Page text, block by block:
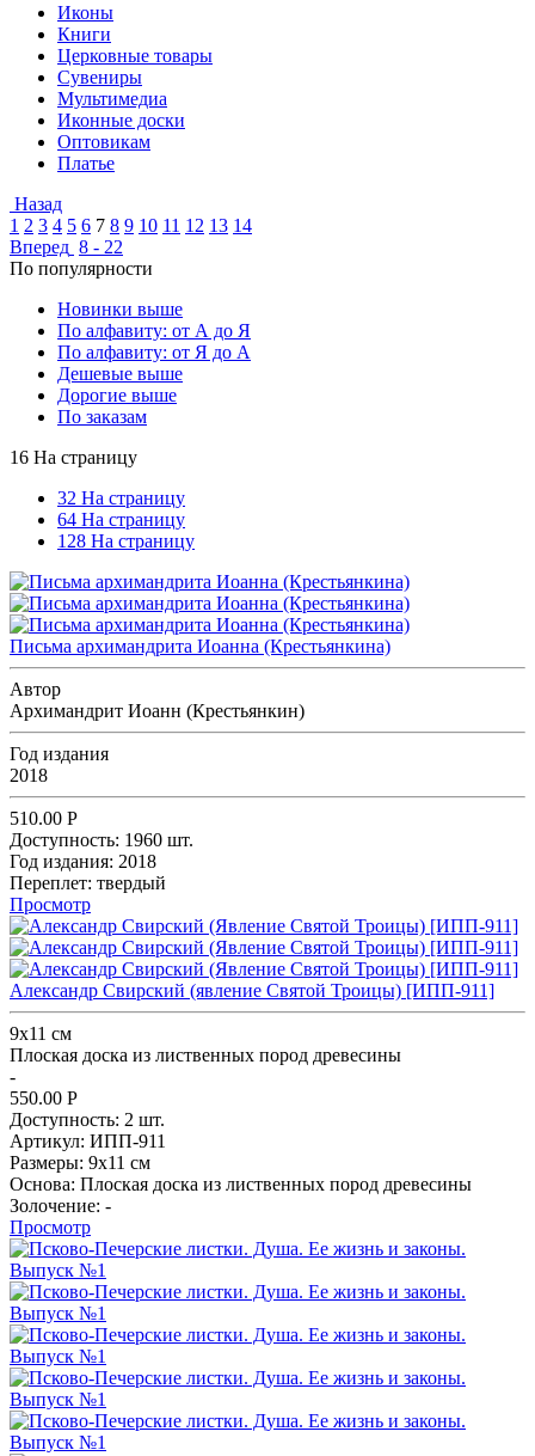
Иконы
Книги
Церковные товары
Сувениры
Мультимедиа
Иконные доски
Оптовикам
Платье
Назад
1 2 3 4 5 6 7 8 9 10 11 12 13 14
Вперед 8 - 22
По популярности
Новинки выше
По алфавиту: от А до Я
По алфавиту: от Я до А
Дешевые выше
Дорогие выше
По заказам
16 На страницу
32 На страницу
64 На страницу
128 На страницу
Письма архимандрита Иоанна (Крестьянкина)
Автор
Архимандрит Иоанн (Крестьянкин)
Год издания
2018
510.00 Р
Доступность: 1960 шт.
Год издания: 2018
Переплет: твердый
Просмотр
Александр Свирский (явление Святой Троицы) [ИПП-911]
9х11 см
Плоская доска из лиственных пород древесины
-
550.00 Р
Доступность: 2 шт.
Артикул: ИПП-911
Размеры: 9х11 см
Основа: Плоская доска из лиственных пород древесины
Золочение: -
Просмотр